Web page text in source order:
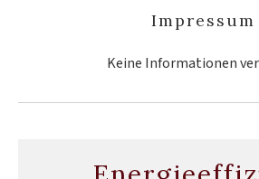
Impressum
Keine Informationen